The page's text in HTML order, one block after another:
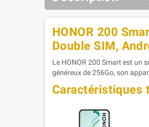
HONOR 200
Double SIM,
Le HONOR 200 Smart est un
généreux de 256Go, son
Caractéristiques